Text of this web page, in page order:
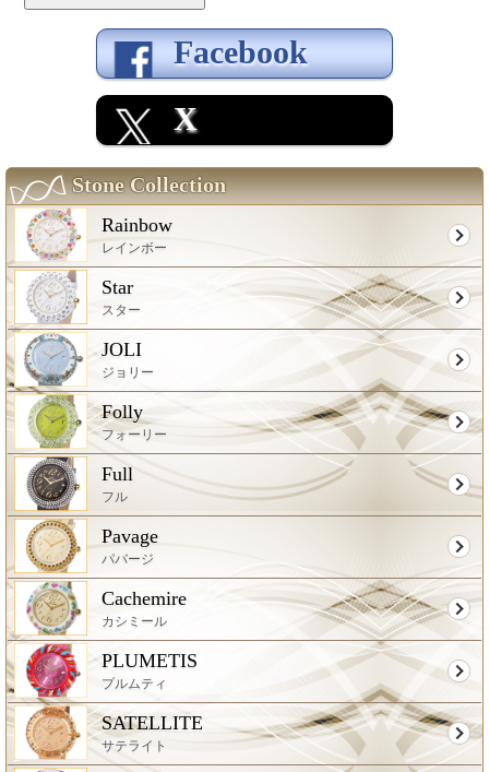
Facebook
X
Stone Collection
Rainbow
レインボー
Star
スター
JOLI
ジョリー
Folly
フォーリー
Full
フル
Pavage
パバージ
Cachemire
カシミール
PLUMETIS
プルムティ
SATELLITE
サテライト